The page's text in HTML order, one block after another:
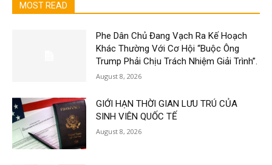
MOST READ
Phe Dân Chủ Đang Vạch Ra Kế Hoạch
Khác Thường Với Cơ Hội “Buộc Ông
Trump Phải Chịu Trách Nhiệm Giải Trình”.
August 8, 2026
GIỚI HẠN THỜI GIAN LƯU TRÚ CỦA
SINH VIÊN QUỐC TẾ
August 8, 2026